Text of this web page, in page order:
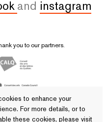
and instagram
you to our partners.
to enhance your
For more details, or to
these cookies, please visit